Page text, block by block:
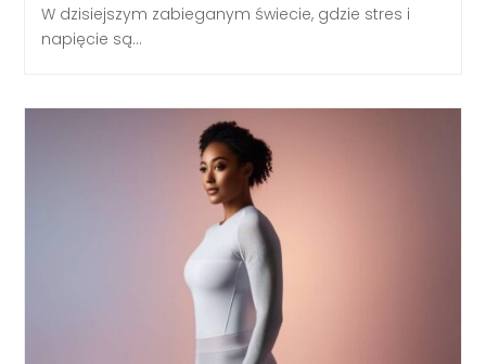
W dzisiejszym zabieganym świecie, gdzie stres i
napięcie są...